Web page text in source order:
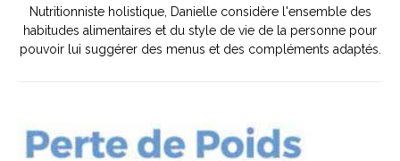
Nutritionniste holistique, Danielle considère l'ensemble des
habitudes alimentaires et du style de vie de la personne pour
pouvoir lui suggérer des menus et des compléments adaptés.